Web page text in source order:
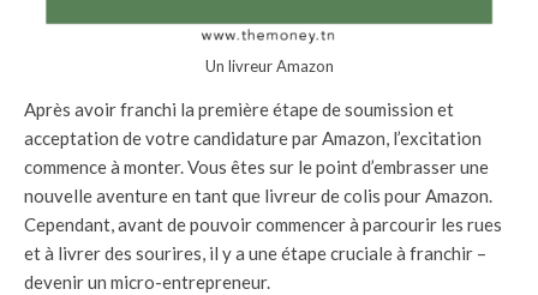
Un livreur Amazon
Après avoir franchi la première étape de soumission et
acceptation de votre candidature par Amazon, l’excitation
commence à monter. Vous êtes sur le point d’embrasser une
nouvelle aventure en tant que livreur de colis pour Amazon.
Cependant, avant de pouvoir commencer à parcourir les rues
et à livrer des sourires, il y a une étape cruciale à franchir –
devenir un micro-entrepreneur.